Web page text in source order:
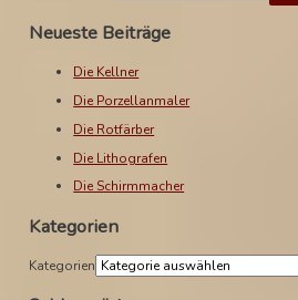
Neueste Beiträge
Die Kellner
Die Porzellanmaler
Die Rotfärber
Die Lithografen
Die Schirmmacher
Kategorien
Kategorien